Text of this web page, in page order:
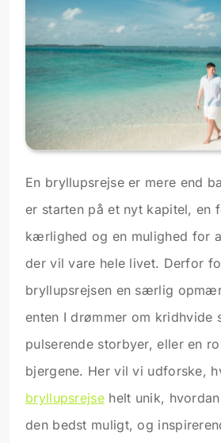
En bryllupsrejse er mere end
er starten på et nyt kapitel, en
kærlighed og en mulighed for
der vil vare hele livet. Derfor
bryllupsrejsen en særlig
enten I drømmer om kridhvide
pulserende storbyer, eller en
bjergene. Her vil vi udforske,
bryllupsrejsehelt unik,
den bedst muligt, og